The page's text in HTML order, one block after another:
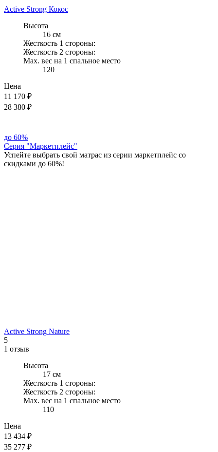
Active Strong Кокос
Высота
16 см
Жесткость 1 стороны:
Жесткость 2 стороны:
Max. вес на 1 спальное место
120
Цена
11 170 ₽
28 380 ₽
до 60%
Серия "Маркетплейс"
Успейте выбрать свой матрас из серии маркетплейс со
скидками до 60%!
Active Strong Nature
5
1 отзыв
Высота
17 см
Жесткость 1 стороны:
Жесткость 2 стороны:
Max. вес на 1 спальное место
110
Цена
13 434 ₽
35 277 ₽